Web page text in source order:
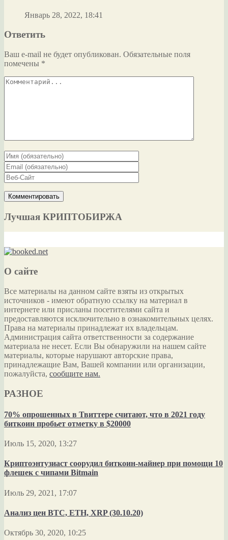
Январь 28, 2022, 18:41
Ответить
Ваш e-mail не будет опубликован. Обязательные поля
помечены *
Лучшая КРИПТОБИРЖА
О сайте
Все материалы на данном сайте взяты из открытых
источников - имеют обратную ссылку на материал в
интернете или присланы посетителями сайта и
предоставляются исключительно в ознакомительных целях.
Права на материалы принадлежат их владельцам.
Администрация сайта ответственности за содержание
материала не несет. Если Вы обнаружили на нашем сайте
материалы, которые нарушают авторские права,
принадлежащие Вам, Вашей компании или организации,
пожалуйста, сообщите нам.
РАЗНОЕ
70% опрошенных в Твиттере считают, что в 2021 году
биткоин пробьет отметку в $20000
Июль 15, 2020, 13:27
Криптоэнтузиаст соорудил биткоин-майнер при помощи 10
флешек с чипами Bitmain
Июль 29, 2021, 17:07
Анализ цен BTC, ETH, XRP (30.10.20)
Октябрь 30, 2020, 10:25